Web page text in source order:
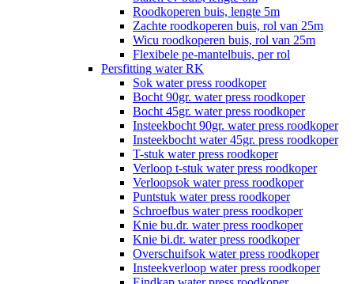
Roodkoperen buis, lengte 5m
Zachte roodkoperen buis, rol van 25m
Wicu roodkoperen buis, rol van 25m
Flexibele pe-mantelbuis, per rol
Persfitting water RK
Sok water press roodkoper
Bocht 90gr. water press roodkoper
Bocht 45gr. water press roodkoper
Insteekbocht 90gr. water press roodkoper
Insteekbocht water 45gr. press roodkoper
T-stuk water press roodkoper
Verloop t-stuk water press roodkoper
Verloopsok water press roodkoper
Puntstuk water press roodkoper
Schroefbus water press roodkoper
Knie bu.dr. water press roodkoper
Knie bi.dr. water press roodkoper
Overschuifsok water press roodkoper
Insteekverloop water press roodkoper